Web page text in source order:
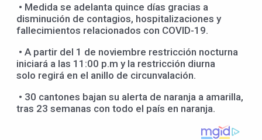
• Medida se adelanta quince días gracias a
disminución de contagios, hospitalizaciones y
fallecimientos relacionados con COVID-19.
• A partir del 1 de noviembre restricción nocturna
iniciará a las 11:00 p.m y la restricción diurna
solo regirá en el anillo de circunvalación.
• 30 cantones bajan su alerta de naranja a amarilla,
tras 23 semanas con todo el país en naranja.